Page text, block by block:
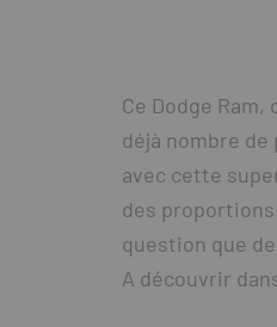
Ce Dodge
déjà nombre de
avec cette
des
question que
A découvrir